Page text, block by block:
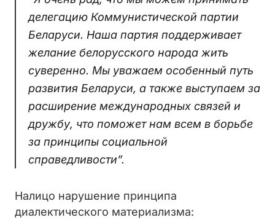
делегацию Коммунистической партии
Беларуси. Наша партия поддерживает
желание белорусского народа жить
суверенно. Мы уважаем особенный путь
развития Беларуси, а также выступаем за
расширение международных связей и
дружбу, что поможет нам всем в борьбе
за принципы социальной
справедливости”.
Налицо нарушение принципа
диалектического материализма: